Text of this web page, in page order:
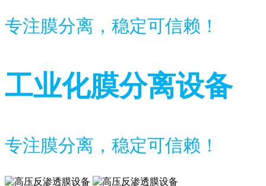
专注膜分离，稳定可信赖！
工业化膜分离设备
专注膜分离，稳定可信赖！